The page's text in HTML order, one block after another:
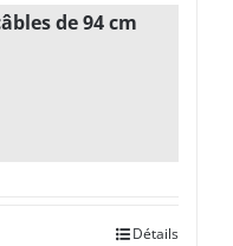
de 94 cm
Détails